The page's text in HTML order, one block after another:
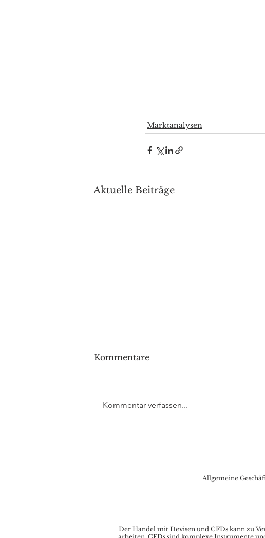
Marktanalysen
Aktuelle Beiträge
Kommentare
Kommentar verfassen...
Allgemeine
Der Handel mit Devisen und CFDs kann zu